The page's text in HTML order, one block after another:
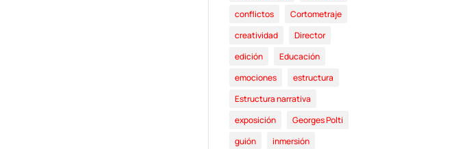
conflictos
Cortometraje
creatividad
Director
edición
Educación
emociones
estructura
Estructura narrativa
exposición
Georges Polti
guión
inmersión